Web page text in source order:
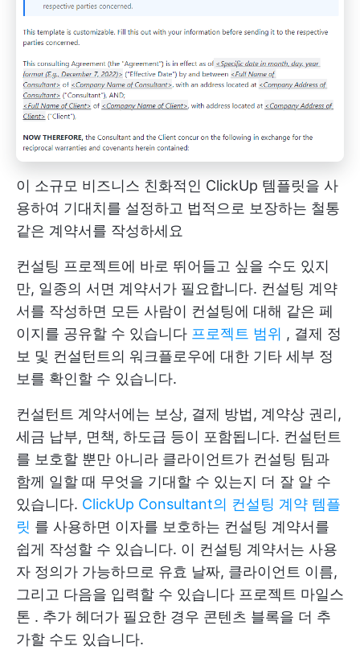
이 소규모 비즈니스 친화적인 ClickUp 템플릿을 사
용하여 기대치를 설정하고 법적으로 보장하는 철통
같은 계약서를 작성하세요
컨설팅 프로젝트에 바로 뛰어들고 싶을 수도 있지
만, 일종의 서면 계약서가 필요합니다. 컨설팅 계약
서를 작성하면 모든 사람이 컨설팅에 대해 같은 페
이지를 공유할 수 있습니다 프로젝트 범위 , 결제 정
보 및 컨설턴트의 워크플로우에 대한 기타 세부 정
보를 확인할 수 있습니다.
컨설턴트 계약서에는 보상, 결제 방법, 계약상 권리,
세금 납부, 면책, 하도급 등이 포함됩니다. 컨설턴트
를 보호할 뿐만 아니라 클라이언트가 컨설팅 팀과
함께 일할 때 무엇을 기대할 수 있는지 더 잘 알 수
있습니다. ClickUp Consultant의 컨설팅 계약 템플
릿 를 사용하면 이자를 보호하는 컨설팅 계약서를
쉽게 작성할 수 있습니다. 이 컨설팅 계약서는 사용
자 정의가 가능하므로 유효 날짜, 클라이언트 이름,
그리고 다음을 입력할 수 있습니다 프로젝트 마일스
톤 . 추가 헤더가 필요한 경우 콘텐츠 블록을 더 추
가할 수도 있습니다.